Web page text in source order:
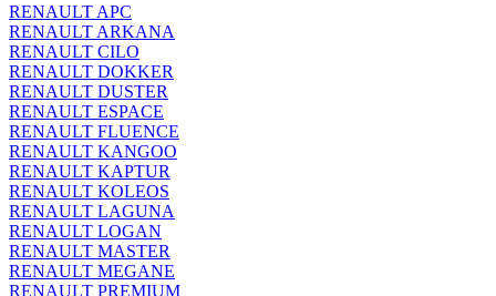
RENAULT APC
RENAULT ARKANA
RENAULT CILO
RENAULT DOKKER
RENAULT DUSTER
RENAULT ESPACE
RENAULT FLUENCE
RENAULT KANGOO
RENAULT KAPTUR
RENAULT KOLEOS
RENAULT LAGUNA
RENAULT LOGAN
RENAULT MASTER
RENAULT MEGANE
RENAULT PREMIUM